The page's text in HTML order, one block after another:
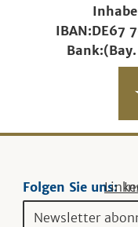
IBAN:DE67
Bank:
Folgen Sie uns:
Newsletter